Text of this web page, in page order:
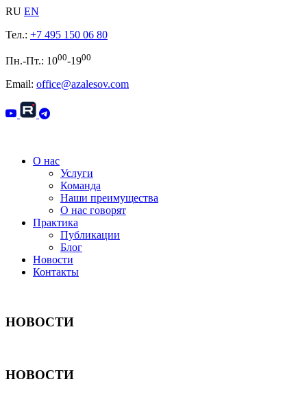
RU EN
Тел.: +7 495 150 06 80
Пн.-Пт.: 1000-1900
Email: office@azalesov.com
О нас
Услуги
Команда
Наши преимущества
О нас говорят
Практика
Публикации
Блог
Новости
Контакты
НОВОСТИ
НОВОСТИ